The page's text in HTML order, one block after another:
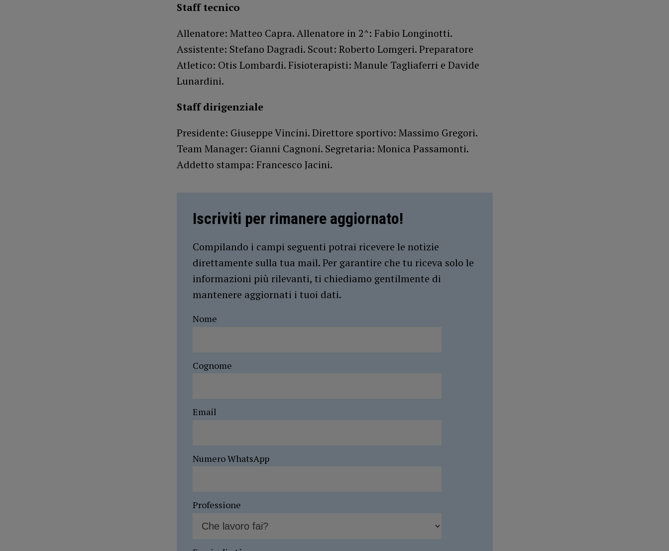
Staff tecnico
Allenatore: Matteo Capra. Allenatore in 2^: Fabio Longinotti.
Assistente: Stefano Dagradi. Scout: Roberto Lomgeri. Preparatore
Atletico: Otis Lombardi. Fisioterapisti: Manule Tagliaferri e Davide
Lunardini.
Staff dirigenziale
Presidente: Giuseppe Vincini. Direttore sportivo: Massimo Gregori.
Team Manager: Gianni Cagnoni. Segretaria: Monica Passamonti.
Addetto stampa: Francesco Jacini.
Iscriviti per rimanere aggiornato!
Compilando i campi seguenti potrai ricevere le notizie
direttamente sulla tua mail. Per garantire che tu riceva solo le
informazioni più rilevanti, ti chiediamo gentilmente di
mantenere aggiornati i tuoi dati.
Nome
Cognome
Email
Numero WhatsApp
Professione